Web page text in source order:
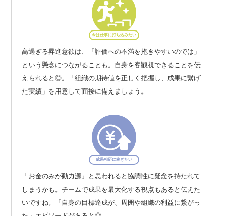
今は仕事に打ち込みたい
高過ぎる昇進意欲は、「評価への不満を抱きやすいのでは」
という懸念につながることも。自身を客観視できることを伝
えられると◎。「組織の期待値を正しく把握し、成果に繋げ
た実績」を用意して面接に備えましょう。
成果相応に稼ぎたい
「お金のみが動力源」と思われると協調性に疑念を持たれて
しまうかも。チームで成果を最大化する視点もあると伝えた
いですね。「自身の目標達成が、周囲や組織の利益に繋がっ